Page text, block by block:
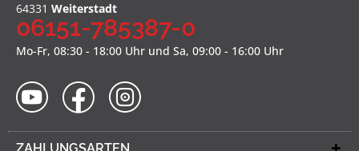
64331 Weiterstadt
06151-785387-0
Mo-Fr, 08:30 - 18:00 Uhr und Sa, 09:00 - 16:00 Uhr